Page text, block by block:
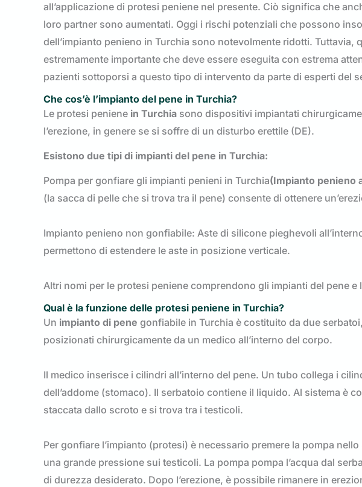
all’applicazione di protesi peniene nel presente. Ciò significa che
loro partner sono aumentati. Oggi i rischi potenziali che possono
dell’impianto penieno in Turchia sono notevolmente ridotti.
estremamente importante che deve essere eseguita con estrema
pazienti sottoporsi a questo tipo di intervento da parte di esperti del
Che cos’è l’impianto del pene in Turchia?
Le protesi peniene in Turchia sono dispositivi impiantati
l’erezione, in genere se si soffre di un disturbo erettile (DE).
Esistono due tipi di impianti del pene in Turchia:
Pompa per gonfiare gli impianti penieni in Turchia(Impianto penieno
(la sacca di pelle che si trova tra il pene) consente di ottenere
Impianto penieno non gonfiabile: Aste di silicone pieghevoli
permettono di estendere le aste in posizione verticale.
Altri nomi per le protesi peniene comprendono gli impianti del pene e
Qual è la funzione delle protesi peniene in Turchia?
Un impianto di pene gonfiabile in Turchia è costituito da due
posizionati chirurgicamente da un medico all’interno del corpo.
Il medico inserisce i cilindri all’interno del pene. Un tubo collega i
dell’addome (stomaco). Il serbatoio contiene il liquido. Al sistema è
staccata dallo scroto e si trova tra i testicoli.
Per gonfiare l’impianto (protesi) è necessario premere la pompa
una grande pressione sui testicoli. La pompa pompa l’acqua dal
di durezza desiderato. Dopo l’erezione, è possibile rimanere in